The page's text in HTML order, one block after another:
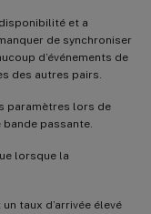
et a
de synchroniser
d’événements de
des autres pairs.
paramètres lors de
passante.
lorsque la
taux d’arrivée élevé